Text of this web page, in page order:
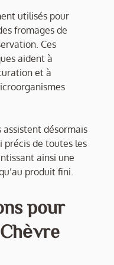
utilisés pour
fromages de
Ces
aident à
et à
assistent désormais
précis de toutes les
ainsi une
produit fini.
pour